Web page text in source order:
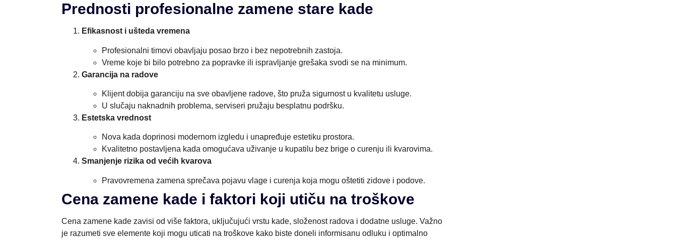
Prednosti profesionalne zamene stare kade
Efikasnost i ušteda vremena
Profesionalni timovi obavljaju posao brzo i bez nepotrebnih zastoja.
Vreme koje bi bilo potrebno za popravke ili ispravljanje grešaka svodi se na minimum.
Garancija na radove
Klijent dobija garanciju na sve obavljene radove, što pruža sigurnost u kvalitetu usluge.
U slučaju naknadnih problema, serviseri pružaju besplatnu podršku.
Estetska vrednost
Nova kada doprinosi modernom izgledu i unapređuje estetiku prostora.
Kvalitetno postavljena kada omogućava uživanje u kupatilu bez brige o curenju ili kvarovima.
Smanjenje rizika od većih kvarova
Pravovremena zamena sprečava pojavu vlage i curenja koja mogu oštetiti zidove i podove.
Cena zamene kade i faktori koji utiču na troškove
Cena zamene kade zavisi od više faktora, uključujući vrstu kade, složenost radova i dodatne usluge. Važno
je razumeti sve elemente koji mogu uticati na troškove kako biste doneli informisanu odluku i optimalno